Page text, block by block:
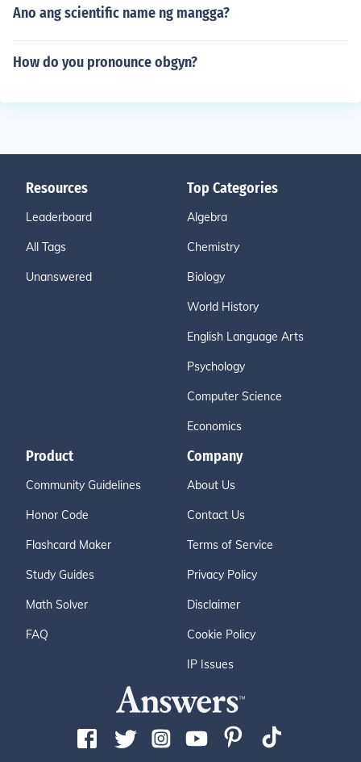
Ano ang scientific name ng mangga?
How do you pronounce obgyn?
Resources
Leaderboard
All Tags
Unanswered
Top Categories
Algebra
Chemistry
Biology
World History
English Language Arts
Psychology
Computer Science
Economics
Product
Community Guidelines
Honor Code
Flashcard Maker
Study Guides
Math Solver
FAQ
Company
About Us
Contact Us
Terms of Service
Privacy Policy
Disclaimer
Cookie Policy
IP Issues